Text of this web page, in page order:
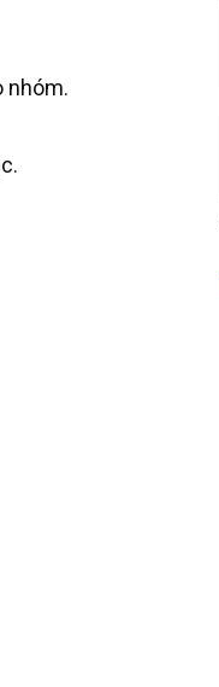
nhóm.